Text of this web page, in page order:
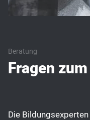
Beratung
Fragen
Die